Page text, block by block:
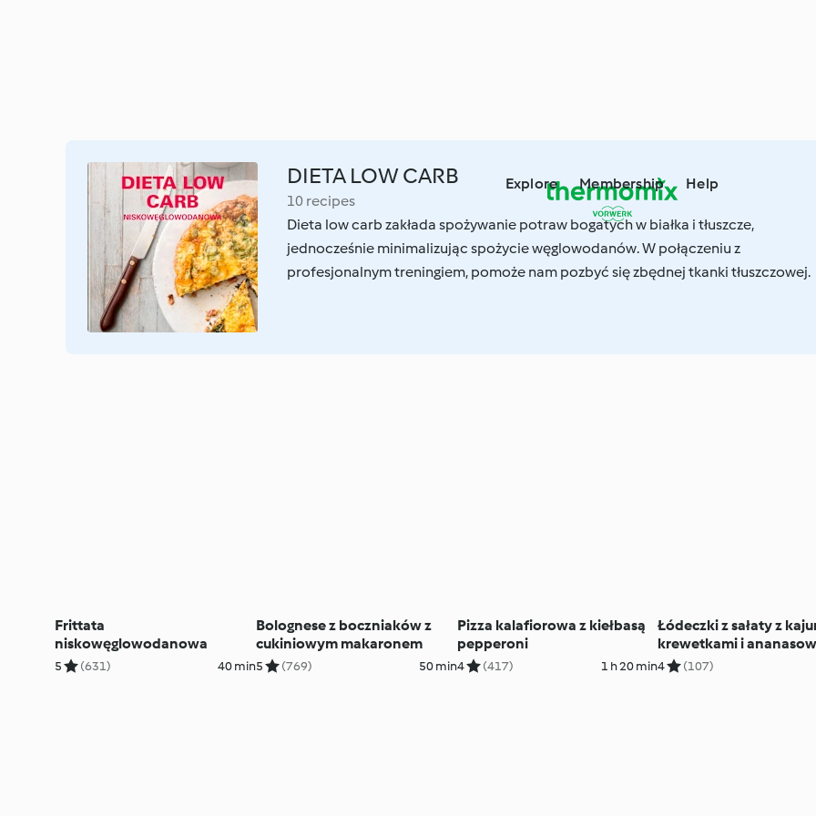
Explore Membership Help
DIETA LOW CARB
10 recipes
Dieta low carb zakłada spożywanie potraw bogatych w białka i tłuszcze,
jednocześnie minimalizując spożycie węglowodanów. W połączeniu z
profesjonalnym treningiem, pomoże nam pozbyć się zbędnej tkanki tłuszczowej.
Frittata
niskowęglowodanowa
5 (631) 40 min
Bolognese z boczniaków z
cukiniowym makaronem
5 (769) 50 min
Pizza kalafiorowa z kiełbasą
pepperoni
4 (417) 1 h 20 min
Łódeczki z sałaty z
krewetkami i
salsą
4 (107)